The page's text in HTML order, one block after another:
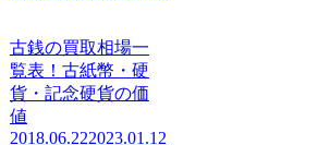
古銭の買取相場一
覧表！古紙幣・硬
貨・記念硬貨の価
値
2018.06.222023.01.12